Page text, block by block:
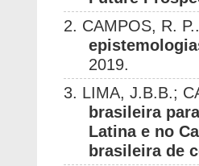
2. CAMPOS, R.
2019.
3. LIMA, J.B.B.;
brasileira
Latina e no
brasileira de